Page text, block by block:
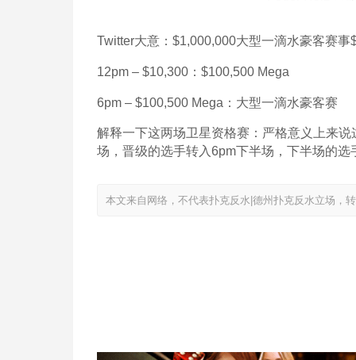
Twitter大意：$1,000,000大型一滴水豪客赛
12pm – $10,300：$100,500 Mega
6pm – $100,500 Mega：大型一滴水豪客赛
解释一下这两场卫星资格赛：严格意义上来
场，晋级的选手转入6pm下半场，下半场的
本文来自网络，不代表扑克反水|德州扑克反水立场，